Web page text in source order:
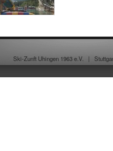
Ski-Zunft Uhingen 1963 e.V. |